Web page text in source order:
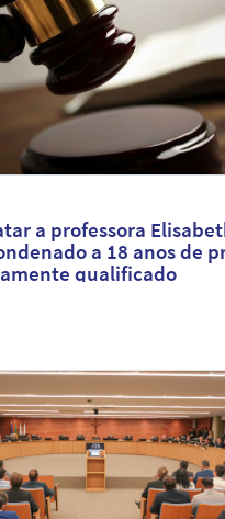
a professora
a 18 anos de
qualificado